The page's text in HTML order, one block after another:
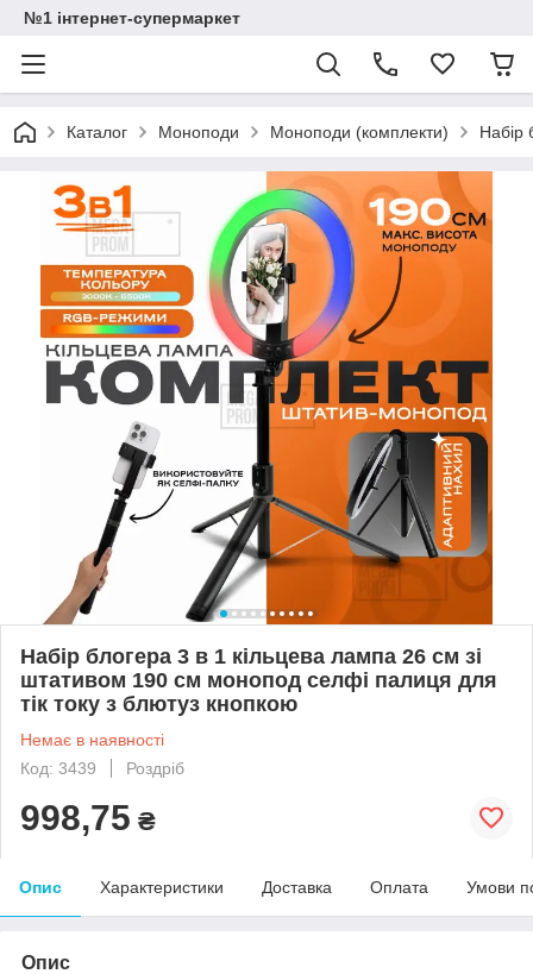
№1 інтернет-супермаркет
Каталог Моноподи Моноподи (комплекти) Набір
Набір блогера 3 в 1 кільцева лампа 26 см зі
штативом 190 см монопод селфі палиця для
тік току з блютуз кнопкою
Немає в наявності
Код: 3439
Роздріб
998,75 ₴
Опис Характеристики Доставка Оплата Умови
Опис